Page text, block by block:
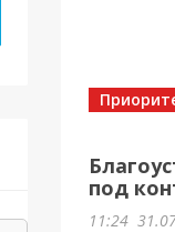
под
11:24